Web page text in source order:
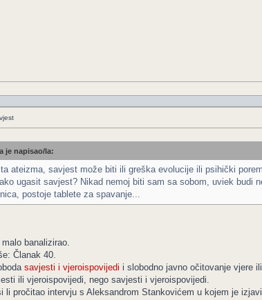
je napisao/la:
ateizma, savjest može biti ili greška evolucije ili psihički
ugasit savjest? Nikad nemoj biti sam sa sobom, uviek
postoje tablete za spavanje...
banalizirao.
Članak 40.
savjesti i vjeroispovijedi i slobodno javno očitovanje vjere
ili vjeroispovijedi, nego savjesti i vjeroispovijedi.
li pročitao intervju s Aleksandrom Stankovićem u kojem je